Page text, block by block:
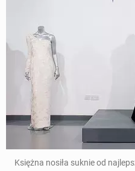
Księżna nosiła suknie od